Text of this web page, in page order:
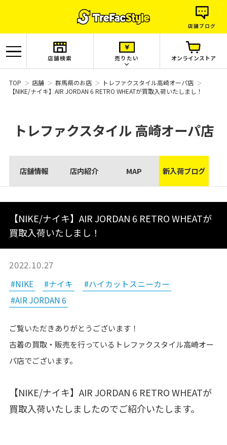
店舗ブログ
店舗検索 売りたい オンラインストア
TOP 店舗 群馬県のお店
トレファクスタイル高崎オーパ店
【NIKE/ナイキ】AIR JORDAN 6 RETRO WHEATが買取入荷いたしまし！
トレファクスタイル 高崎オーパ店
店舗情報 店内紹介 MAP 新入荷ブログ
【NIKE/ナイキ】AIR JORDAN 6 RETRO WHEATが
買取入荷いたしまし！
2022.10.27
#NIKE #ナイキ
#ハイカットスニーカー
#AIR JORDAN 6
ご覧いただきありがとうございます！
古着の買取・販売を行っているトレファクスタイル高崎オー
パ店でございます。
【NIKE/ナイキ】AIR JORDAN 6 RETRO WHEATが
買取入荷いたしましたのでご紹介いたします。